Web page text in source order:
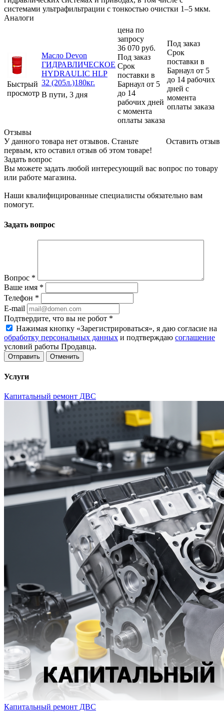
системами ультрафильтрации с тонкостью очистки 1–5 мкм.
Аналоги
Быстрый
просмотр
Масло Devon
ГИДРАВЛИЧЕСКОЕ
HYDRAULIC HLP
32 (205л.)180кг.
В пути, 3 дня
цена по
запросу
36 070 руб.
Под заказ
Срок
поставки в
Барнаул от 5
до 14
рабочих дней
с момента
оплаты заказа
Под заказ
Срок
поставки в
Барнаул от 5
до 14 рабочих
дней с
момента
оплаты заказа
Отзывы
Оставить отзыв
У данного товара нет отзывов. Станьте
первым, кто оставил отзыв об этом товаре!
Задать вопрос
Вы можете задать любой интересующий вас вопрос по товару
или работе магазина.
Наши квалифицированные специалисты обязательно вам
помогут.
Задать вопрос
Вопрос *
Ваше имя *
Телефон *
E-mail
Подтвердите, что вы не робот *
Нажимая кнопку «Зарегистрироваться», я даю согласие на
обработку персональных данных и подтверждаю соглашение
условий работы Продавца.
Отменить
Услуги
Капитальный ремонт ДВС
Капитальный ремонт ДВС